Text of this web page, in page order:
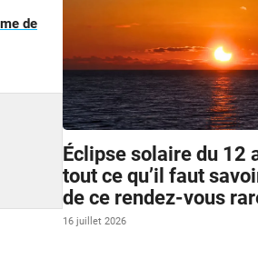
de
Éclipse solaire du 12
tout ce qu’il faut
de ce rendez-vous
16 juillet 2026